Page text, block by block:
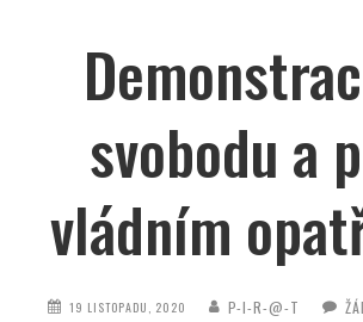
svobodu a
vládním
19 LISTOPADU, 2020 P-I-R-@-T